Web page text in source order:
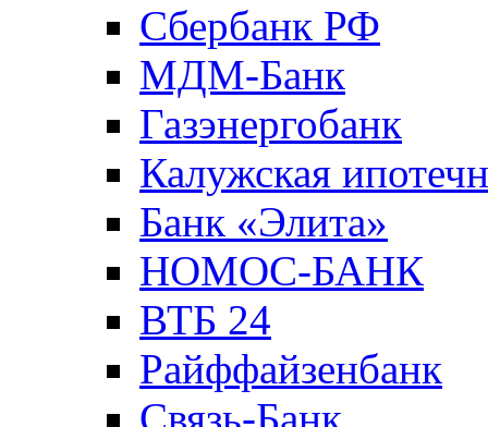
Сбербанк РФ
МДМ-Банк
Газэнергобанк
Калужская
Банк «Элита»
НОМОС-БАНК
ВТБ 24
Райффайзенбанк
Связь-Банк